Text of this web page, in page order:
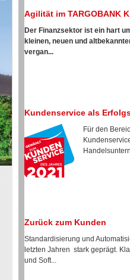
Agilität im TARGOBANK
Der Finanzsektor ist ein hart
kleinen, neuen und
vergan...
Kundenservice als
Für den
Zurück zum Kunden
Standardisierung und
letzten Jahren stark geprägt.
und Soft...